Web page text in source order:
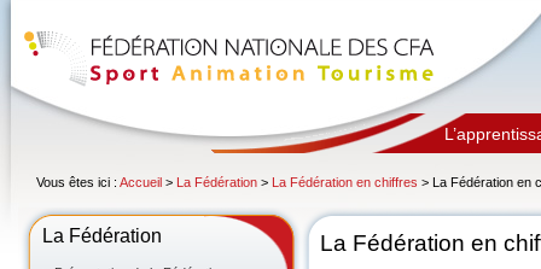
Vous êtes ici : Accueil > La Fédération > La Fédération en chiffres > La Fédération en
La Fédération La Fédération en